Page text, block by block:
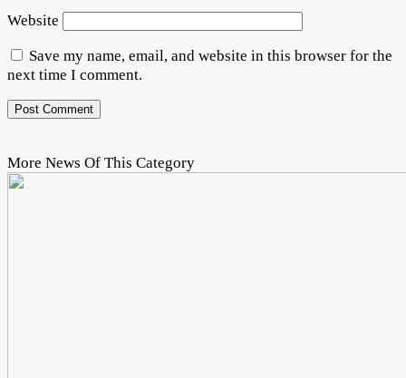
Website
Save my name, email, and website in this browser for the
next time I comment.
More News Of This Category